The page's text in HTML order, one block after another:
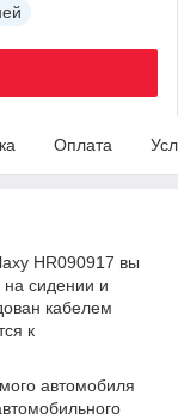
Оплата
HR090917 вы
на сидении и
кабелем
к
автомобиля